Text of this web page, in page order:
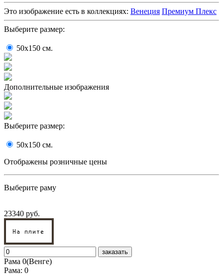
Это изображение есть в коллекциях: Венеция Премиум Плекс
Выберите размер:
50x150 cм.
Дополнительные изображения
Выберите размер:
50x150 cм.
Отображены розничные цены
Выберите раму
23340 руб.
заказать
Рама 0(Венге)
Рама: 0